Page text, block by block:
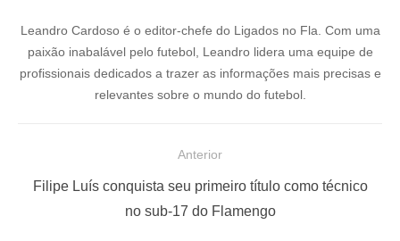
Leandro Cardoso é o editor-chefe do Ligados no Fla. Com uma
paixão inabalável pelo futebol, Leandro lidera uma equipe de
profissionais dedicados a trazer as informações mais precisas e
relevantes sobre o mundo do futebol.
Anterior
PFilipe Luís conquista seu primeiro título como técnico
no sub-17 do Flamengo